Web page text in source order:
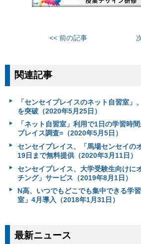
<< 前の記事
関連記事
「センセイプレイスのネット自習室」
を突破（2020年5月25日）
「ネット自習室」利用で1日の学習時
プレイス調査=（2020年5月5日）
センセイプレイス、「馬場センセイの
19日まで無料提供（2020年3月11日）
センセイプレイス、大学受験生向けに
チング」サービス（2019年8月1日）
N高、いつでもどこでも集中できる学
室」4月導入（2018年1月31日）
最新ニュース